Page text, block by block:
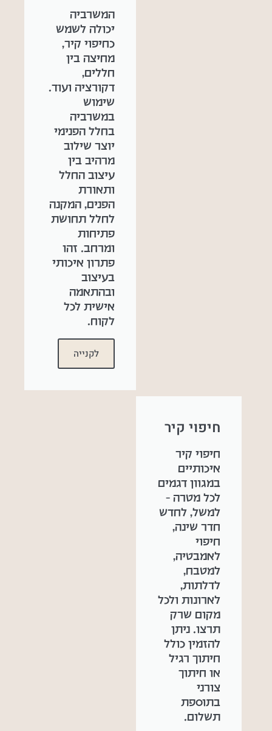
המשרביה
יכולה לשמש
כחיפוי קיר,
מחיצה בין
חללים,
דקורציה ועוד.
שימוש
במשרביה
בחלל הפנימי
יוצר שילוב
מרהיב בין
עיצוב החלל
ותאורת
הפנים, המקנה
לחלל תחושת
פתיחות
ומרחב. זהו
פתרון איכותי
בעיצוב
ובהתאמה
אישית לכל
לקוח.
לקנייה
חיפוי קיר
חיפוי קיר
איכותיים
במגוון דגמים
לכל מטרה –
למשל, לחדש
חדר שינה,
חיפוי
לאמבטיה,
למטבח,
לדלתות,
לארונות ולכל
מקום שרק
תרצו. ניתן
להזמין כולל
חיתוך רגיל
או חיתוך
צורני
בתוספת
תשלום.